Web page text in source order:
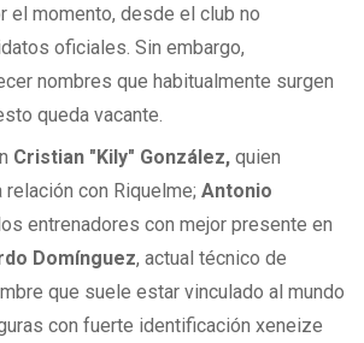
el momento, desde el club no
oficiales. Sin embargo,
nombres que habitualmente surgen
queda vacante.
Cristian "Kily" González, quien
relación con Riquelme; Antonio
entrenadores con mejor presente en
Domínguez, actual técnico de
que suele estar vinculado al mundo
con fuerte identificación xeneize